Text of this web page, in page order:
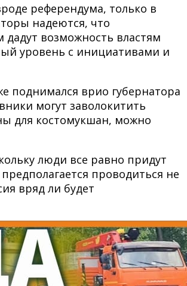
референдума, только в
надеются, что
возможность властям
уровень с инициативами и
поднимался врио губернатора
могут заволокитить
для костомукшан, можно
люди все равно придут
проводиться не
вряд ли будет